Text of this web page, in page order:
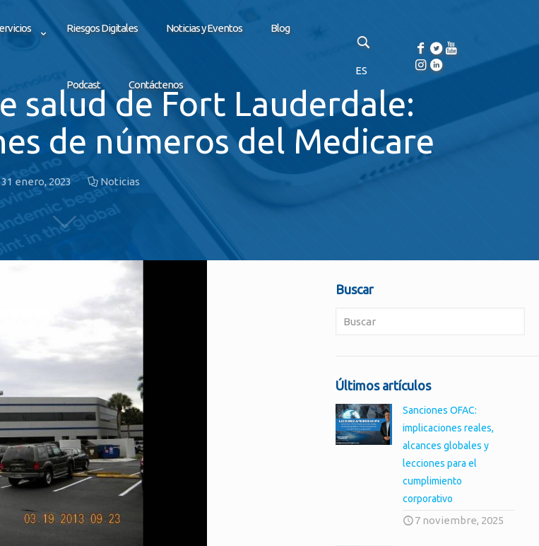
Riesgos Digitales Noticias y Eventos Blog
Podcast Contáctenos
ES
salud de Fort Lauderdale:
de números del Medicare
31 enero, 2023 Noticias
Buscar
Últimos artículos
Sanciones OFAC:
implicaciones reales,
alcances globales y
lecciones para el
cumplimiento
corporativo
7 noviembre, 2025